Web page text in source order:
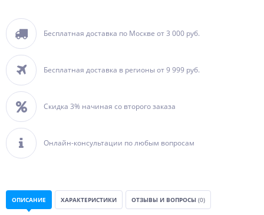
Бесплатная доставка по Москве от 3 000 руб.
Бесплатная доставка в регионы от 9 999 руб.
Скидка 3% начиная со второго заказа
Онлайн-консультации по любым вопросам
ОПИСАНИЕ ХАРАКТЕРИСТИКИ ОТЗЫВЫ И ВОПРОСЫ (0)